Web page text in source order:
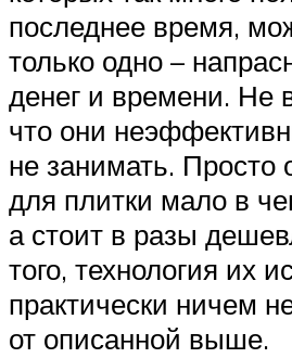
последнее время,
только одно –
денег и времени. Не
что они
не занимать.
для плитки мало в
а стоит в разы
того, технология их
практически ничем
от описанной выше.